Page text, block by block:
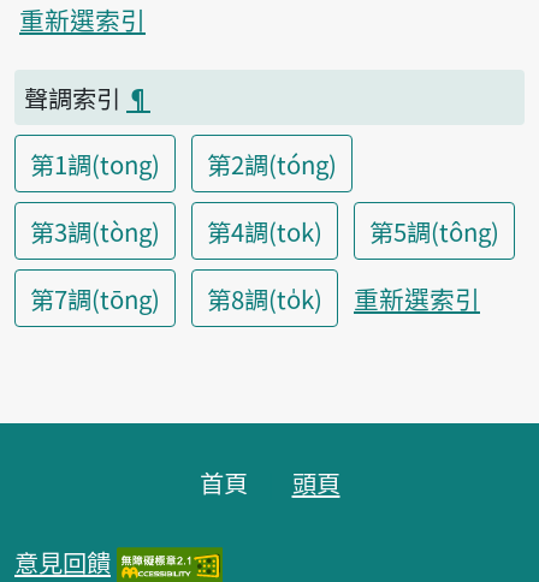
重新選索引
聲調索引 ¶
第1調(tong)
第2調(tóng)
第3調(tòng)
第4調(tok)
第5調(tông)
第7調(tōng)
第8調(to̍k) 重新選索引
首頁 頭頁
意見回饋